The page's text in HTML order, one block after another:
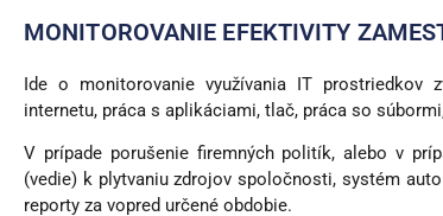
MONITOROVANIE EFEKTIVITY
Ide o monitorovanie využívania IT prostriedkov
internetu, práca s aplikáciami, tlač, práca so
V prípade porušenie firemných politík, alebo v
(vedie) k plytvaniu zdrojov spoločnosti, systém
reporty za vopred určené obdobie.